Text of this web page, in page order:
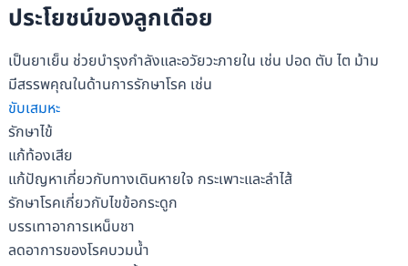
ประโยชน์ของลูกเดือย
เป็นยาเย็น ช่วยบำรุงกำลังและอวัยวะภายใน เช่น ปอด ตับ ไต ม้าม
มีสรรพคุณในด้านการรักษาโรค เช่น
ขับเสมหะ
รักษาไข้
แก้ท้องเสีย
แก้ปัญหาเกี่ยวกับทางเดินหายใจ กระเพาะและลำไส้
รักษาโรคเกี่ยวกับไขข้อกระดูก
บรรเทาอาการเหน็บชา
ลดอาการของโรคบวมน้ำ